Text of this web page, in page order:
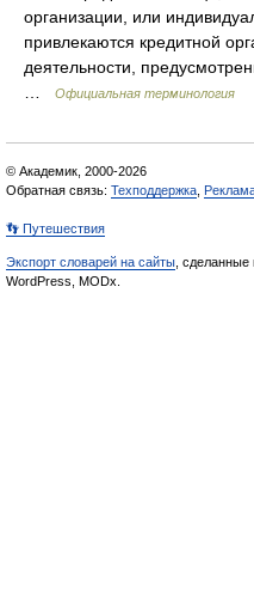
организации, или
привлекаются кредитной
деятельности,
Официальная терминология
© Академик, 2000-2026
Обратная связь: Техподдержка
👣 Путешествия
Экспорт словарей на сайты , сделанные
WordPress, MODx.